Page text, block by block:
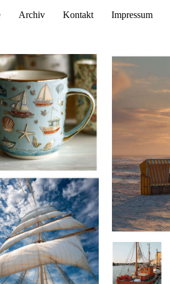
Archiv Kontakt Impressum